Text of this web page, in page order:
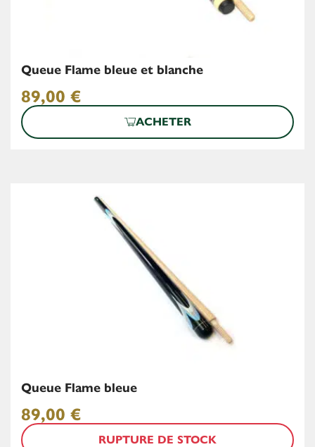
Queue Flame bleue et blanche
89,00 €
ACHETER
Queue Flame bleue
89,00 €
RUPTURE DE STOCK